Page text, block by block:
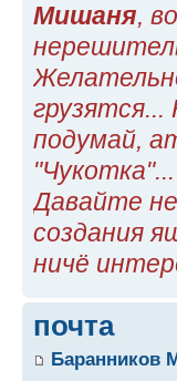
Мишаня,
подумай,
Давайте
создания
ничё
почта
Баранников